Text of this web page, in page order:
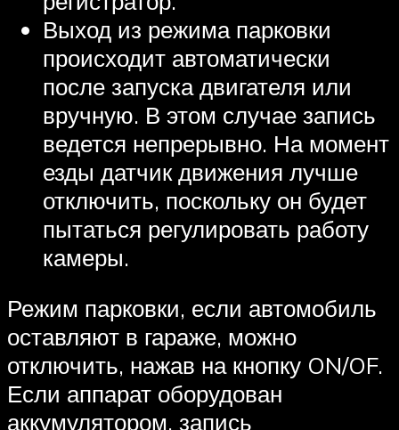
Выход из режима парковки
происходит автоматически
после запуска двигателя или
вручную. В этом случае запись
ведется непрерывно. На момент
езды датчик движения лучше
отключить, поскольку он будет
пытаться регулировать работу
камеры.
Режим парковки, если автомобиль
оставляют в гараже, можно
отключить, нажав на кнопку ON/OF.
Если аппарат оборудован
аккумулятором, запись